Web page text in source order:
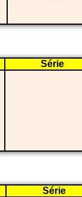
Série
Série